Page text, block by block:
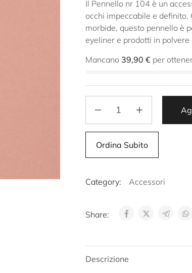
Il Pennello nr 104 è un
occhi impeccabile e
morbide, questo pennello è
eyeliner e prodotti in
Mancano 39,90 €per
Ordina Subito
Category: Accessori
Share:
Descrizione